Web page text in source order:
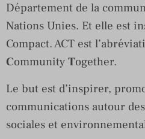
Département de la
Nations Unies. Et elle est
Compact. ACT est
Community Together.
Le but est d’inspirer,
communications autour
sociales et